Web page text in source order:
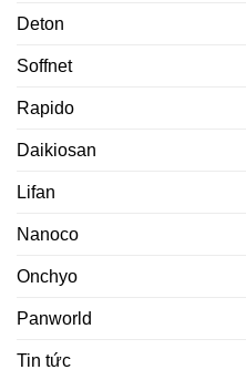
Deton
Soffnet
Rapido
Daikiosan
Lifan
Nanoco
Onchyo
Panworld
Tin tức